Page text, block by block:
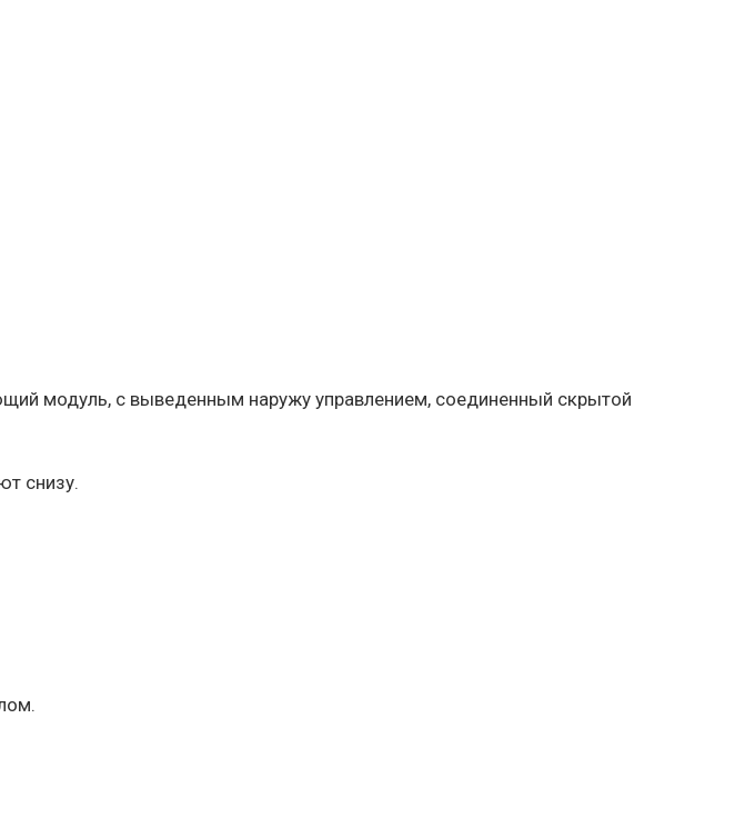
модуль, с выведенным наружу управлением, соединенный скрытой
снизу.